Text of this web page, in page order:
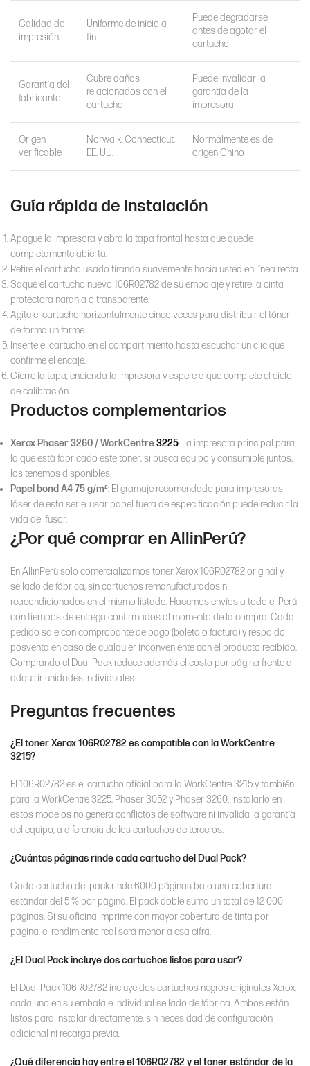
Calidad de
impresión
Uniforme de inicio a
fin
Puede degradarse
antes de agotar el
cartucho
Garantía del
fabricante
Cubre daños
relacionados con el
cartucho
Puede invalidar la
garantía de la
impresora
Origen
verificable
Norwalk, Connecticut,
EE. UU.
Normalmente es de
origen Chino
Guía rápida de instalación
Apague la impresora y abra la tapa frontal hasta que quede
completamente abierta.
Retire el cartucho usado tirando suavemente hacia usted en línea recta.
Saque el cartucho nuevo 106R02782 de su embalaje y retire la cinta
protectora naranja o transparente.
Agite el cartucho horizontalmente cinco veces para distribuir el tóner
de forma uniforme.
Inserte el cartucho en el compartimiento hasta escuchar un clic que
confirme el encaje.
Cierre la tapa, encienda la impresora y espere a que complete el ciclo
de calibración.
Productos complementarios
Xerox Phaser 3260 / WorkCentre3225: La impresora principal para
la que está fabricado este toner; si busca equipo y consumible juntos,
los tenemos disponibles.
Papel bond A4 75 g/m²: El gramaje recomendado para impresoras
láser de esta serie; usar papel fuera de especificación puede reducir la
vida del fusor.
¿Por qué comprar en AllinPerú?
En AllinPerú solo comercializamos toner Xerox 106R02782 original y
sellado de fábrica, sin cartuchos remanufacturados ni
reacondicionados en el mismo listado. Hacemos envíos a todo el Perú
con tiempos de entrega confirmados al momento de la compra. Cada
pedido sale con comprobante de pago (boleta o factura) y respaldo
posventa en caso de cualquier inconveniente con el producto recibido.
Comprando el Dual Pack reduce además el costo por página frente a
adquirir unidades individuales.
Preguntas frecuentes
¿El toner Xerox 106R02782 es compatible con la WorkCentre
3215?
El 106R02782 es el cartucho oficial para la WorkCentre 3215 y también
para la WorkCentre 3225, Phaser 3052 y Phaser 3260. Instalarlo en
estos modelos no genera conflictos de software ni invalida la garantía
del equipo, a diferencia de los cartuchos de terceros.
¿Cuántas páginas rinde cada cartucho del Dual Pack?
Cada cartucho del pack rinde 6000 páginas bajo una cobertura
estándar del 5 % por página. El pack doble suma un total de 12 000
páginas. Si su oficina imprime con mayor cobertura de tinta por
página, el rendimiento real será menor a esa cifra.
¿El Dual Pack incluye dos cartuchos listos para usar?
El Dual Pack 106R02782 incluye dos cartuchos negros originales Xerox,
cada uno en su embalaje individual sellado de fábrica. Ambos están
listos para instalar directamente, sin necesidad de configuración
adicional ni recarga previa.
¿Qué diferencia hay entre el 106R02782 y el toner estándar de la